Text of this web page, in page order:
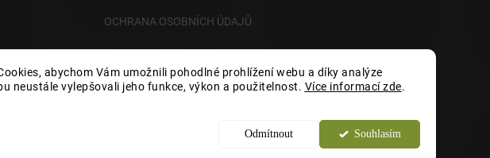
abychom Vám umožnili pohodlné prohlížení webu a díky analýze
neustále vylepšovali jeho funkce, výkon a použitelnost. Více informací zde.
Odmítnout Souhlasím
OCHRANA OSOBNÍCH ÚDAJŮ